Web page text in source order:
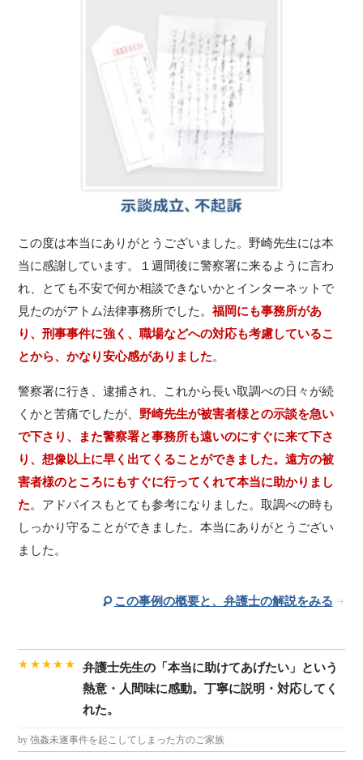
この度は本当にありがとうございました。野崎先生には本
当に感謝しています。１週間後に警察署に来るように言わ
れ、とても不安で何か相談できないかとインターネットで
見たのがアトム法律事務所でした。福岡にも事務所があ
り、刑事事件に強く、職場などへの対応も考慮しているこ
とから、かなり安心感がありました。
警察署に行き、逮捕され、これから長い取調べの日々が続
くかと苦痛でしたが、 野崎先生が被害者様との示談を急い
で下さり、また警察署と事務所も遠いのにすぐに来て下さ
り、想像以上に早く出てくることができました。遠方の被
害者様のところにもすぐに行ってくれて本当に助かりまし
た。アドバイスもとても参考になりました。取調べの時も
しっかり守ることができました。本当にありがとうござい
ました。
この事例の概要と、弁護士の解説をみる
弁護士先生の「本当に助けてあげたい」という
熱意・人間味に感動。丁寧に説明・対応してく
れた。
by 強姦未遂事件を起こしてしまった方のご家族
★★★★★